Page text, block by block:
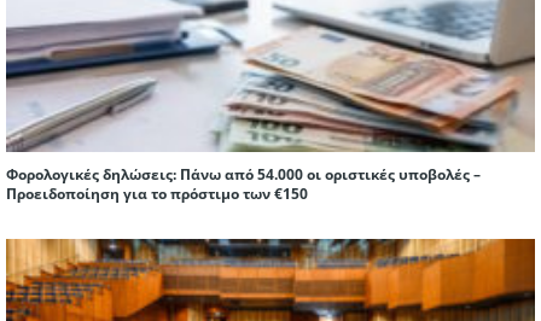
Φορολογικές δηλώσεις: Πάνω από 54.000 οι οριστικές υποβολές –
Προειδοποίηση για το πρόστιμο των €150